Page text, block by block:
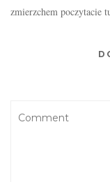
zmierzchem